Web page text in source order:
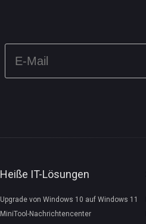
Heiße IT-Lösungen
Upgrade von Windows 10 auf Windows 11
MiniTool-Nachrichtencenter